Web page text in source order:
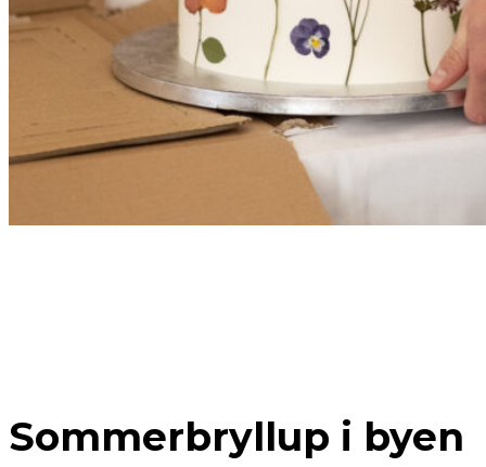
Sommerbryllup i byen